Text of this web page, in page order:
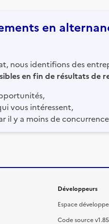
en
nous identifions des
en fin de résultats de
vous intéressent,
il y a moins de
Développeurs
Espace
Code source